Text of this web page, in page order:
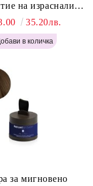
на израснали
Русо - Labor
Retouch Powder -
Blonde H646
35.20лв.
за мигновено